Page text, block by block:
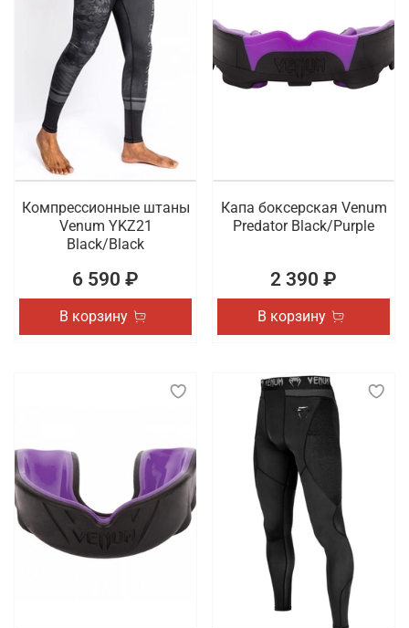
Компрессионные штаны
Venum YKZ21
Black/Black
6 590 ₽
В корзину
Капа боксерская Venum
Predator Black/Purple
2 390 ₽
В корзину